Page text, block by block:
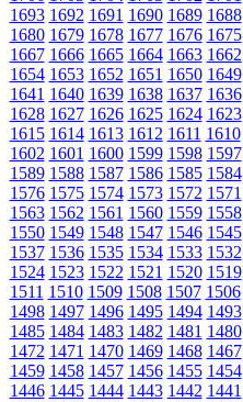
1693 1692 1691 1690 1689 1688
1680 1679 1678 1677 1676 1675
1667 1666 1665 1664 1663 1662
1654 1653 1652 1651 1650 1649
1641 1640 1639 1638 1637 1636
1628 1627 1626 1625 1624 1623
1615 1614 1613 1612 1611 1610
1602 1601 1600 1599 1598 1597
1589 1588 1587 1586 1585 1584
1576 1575 1574 1573 1572 1571
1563 1562 1561 1560 1559 1558
1550 1549 1548 1547 1546 1545
1537 1536 1535 1534 1533 1532
1524 1523 1522 1521 1520 1519
1511 1510 1509 1508 1507 1506
1498 1497 1496 1495 1494 1493
1485 1484 1483 1482 1481 1480
1472 1471 1470 1469 1468 1467
1459 1458 1457 1456 1455 1454
1446 1445 1444 1443 1442 1441